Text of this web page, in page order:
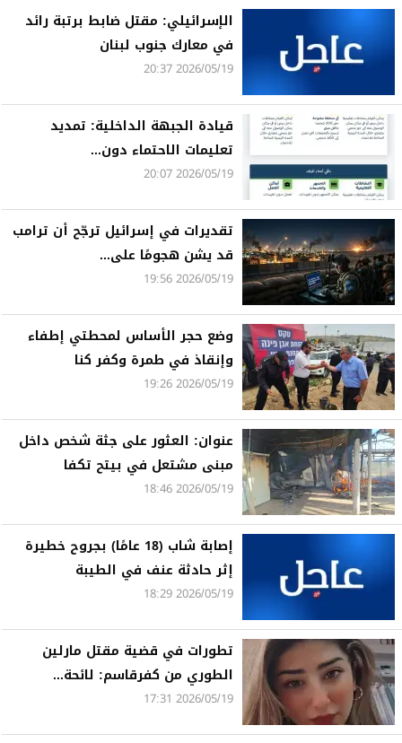
الإسرائيلي: مقتل ضابط برتبة رائد
في معارك جنوب لبنان
2026/05/19 20:37
قيادة الجبهة الداخلية: تمديد
تعليمات الاحتماء دون...
2026/05/19 20:07
تقديرات في إسرائيل ترجّح أن ترامب
قد يشن هجومًا على...
2026/05/19 19:56
وضع حجر الأساس لمحطتي إطفاء
وإنقاذ في طمرة وكفر كنا
2026/05/19 19:26
عنوان: العثور على جثة شخص داخل
مبنى مشتعل في بيتح تكفا
2026/05/19 18:46
إصابة شاب (18 عامًا) بجروح خطيرة
إثر حادثة عنف في الطيبة
2026/05/19 18:29
تطورات في قضية مقتل مارلين
الطوري من كفرقاسم: لائحة...
2026/05/19 17:31